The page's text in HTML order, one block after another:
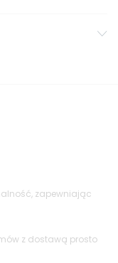
zapewniając
z dostawą prosto